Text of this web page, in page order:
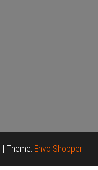
| Theme: Envo Shopper